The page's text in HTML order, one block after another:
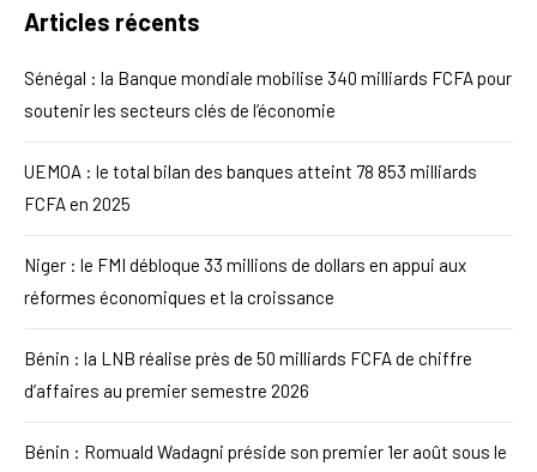
Articles récents
Sénégal : la Banque mondiale mobilise 340 milliards FCFA pour
soutenir les secteurs clés de l’économie
UEMOA : le total bilan des banques atteint 78 853 milliards
FCFA en 2025
Niger : le FMI débloque 33 millions de dollars en appui aux
réformes économiques et la croissance
Bénin : la LNB réalise près de 50 milliards FCFA de chiffre
d’affaires au premier semestre 2026
Bénin : Romuald Wadagni préside son premier 1er août sous le